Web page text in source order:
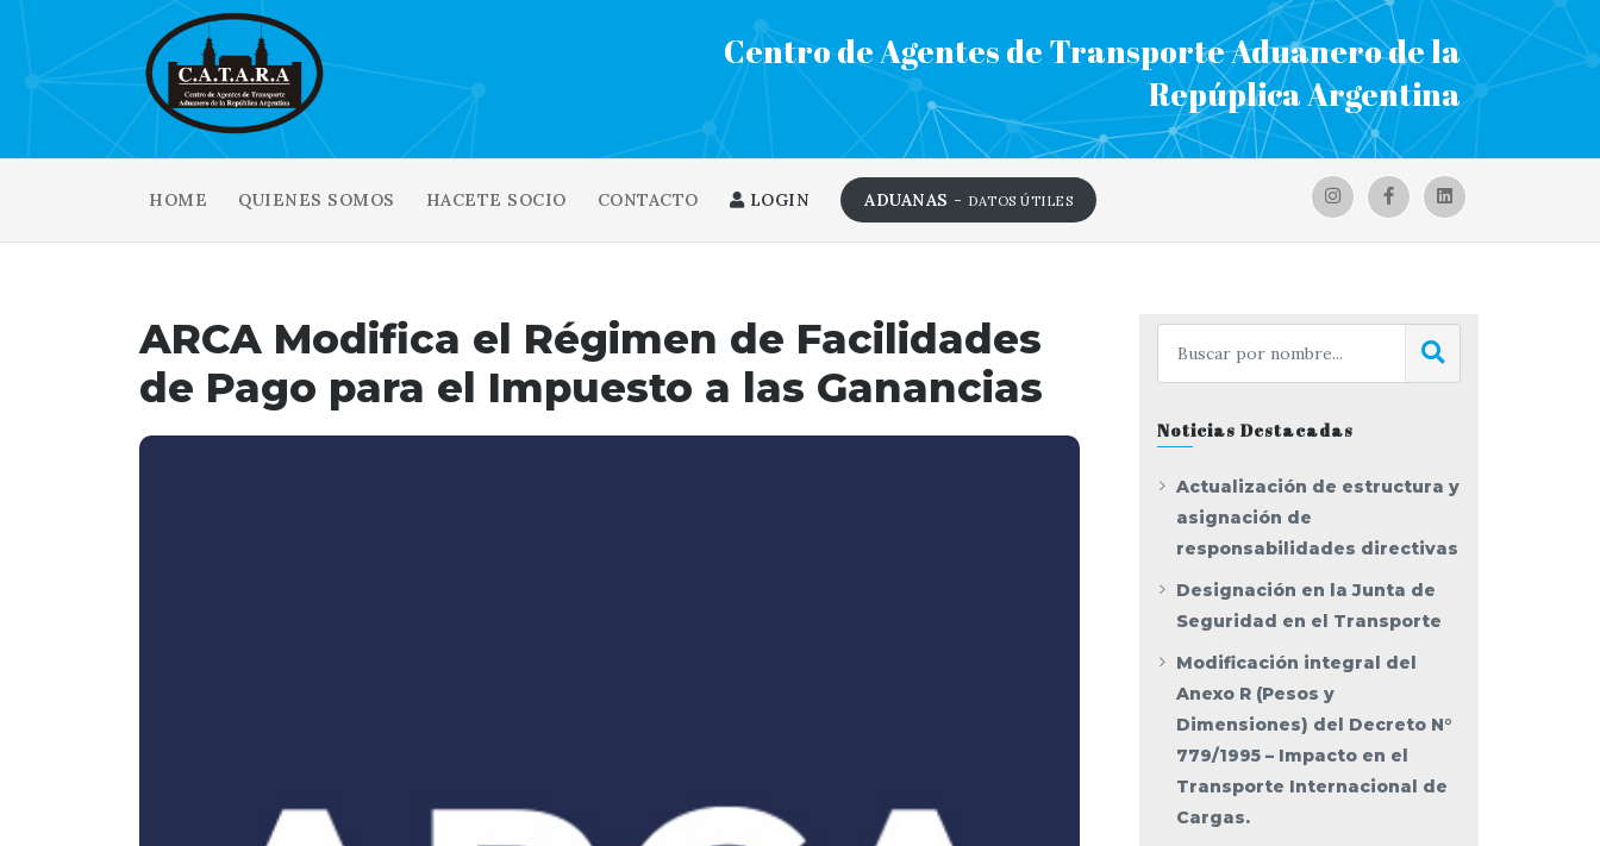
Centro de Agentes de Transporte Aduanero de la
Repúplica Argentina
HOME QUIENES SOMOS HACETE SOCIO CONTACTO LOGIN ADUANAS - DATOS ÚTILES
ARCA Modifica el Régimen de Facilidades
de Pago para el Impuesto a las Ganancias
Noticias Destacadas
Actualización de estructura y
asignación de
responsabilidades directivas
Designación en la Junta de
Seguridad en el Transporte
Modificación integral del
Anexo R (Pesos y
Dimensiones) del Decreto N°
779/1995 – Impacto en el
Transporte Internacional de
Cargas.